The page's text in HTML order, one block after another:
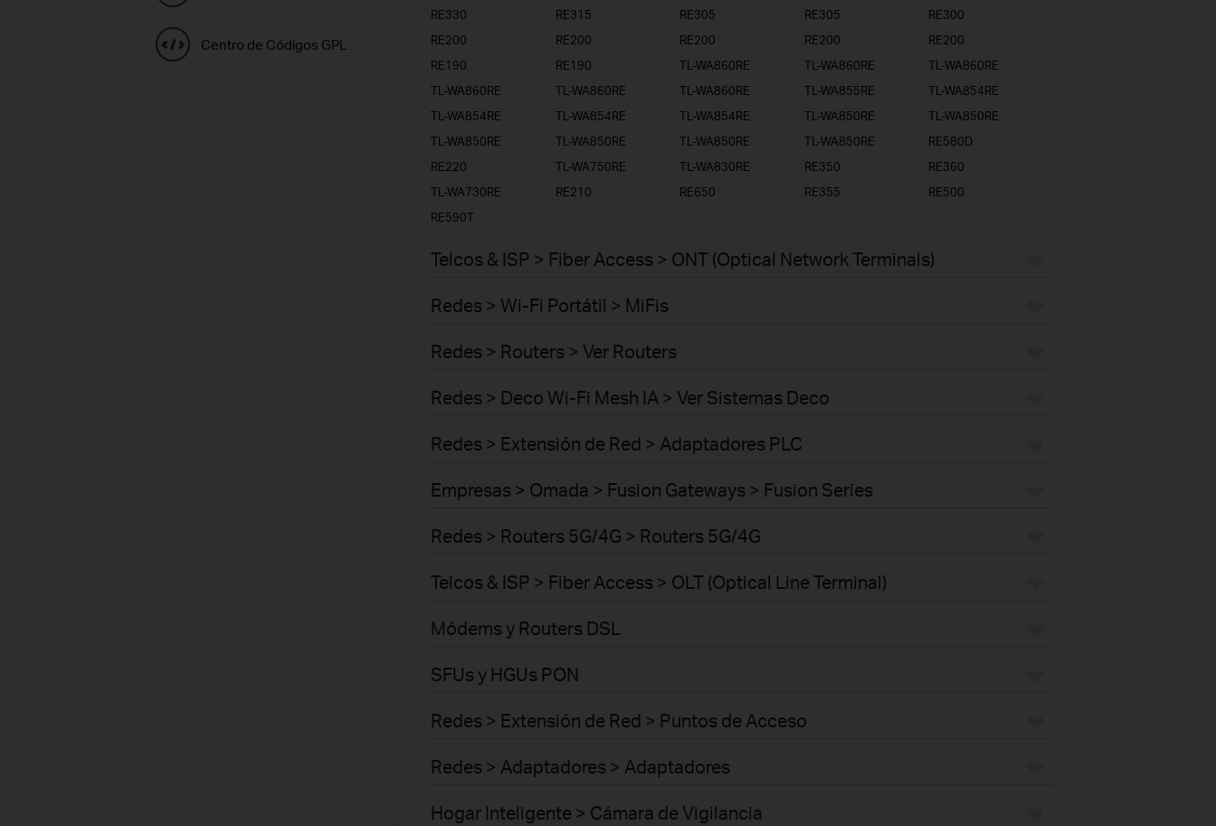
Centro de Códigos GPL
RE330
RE315 RE305 RE305
RE300
RE200
RE200 RE200 RE200
RE200
RE190
RE190 TL-WA860RE TL-WA860RE
TL-WA860RE
TL-WA860RE
TL-WA860RE TL-WA860RE TL-WA855RE
TL-WA854RE
TL-WA854RE
TL-WA854RE TL-WA854RE TL-WA850RE
TL-WA850RE
TL-WA850RE
TL-WA850RE TL-WA850RE TL-WA850RE
RE580D
RE220
TL-WA750RE TL-WA830RE RE350
RE360
TL-WA730RE
RE210 RE650 RE355
RE500
RE590T
Telcos & ISP > Fiber Access > ONT (Optical Network Terminals)
Redes > Wi-Fi Portátil > MiFis
Redes > Routers > Ver Routers
Redes > Deco Wi-Fi Mesh IA > Ver Sistemas Deco
Redes > Extensión de Red > Adaptadores PLC
Empresas > Omada > Fusion Gateways > Fusion Series
Redes > Routers 5G/4G > Routers 5G/4G
Telcos & ISP > Fiber Access > OLT (Optical Line Terminal)
Módems y Routers DSL
SFUs y HGUs PON
Redes > Extensión de Red > Puntos de Acceso
Redes > Adaptadores > Adaptadores
Hogar Inteligente > Cámara de Vigilancia